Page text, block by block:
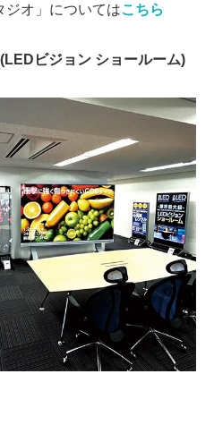
オ」についてはこちら
ビジョン ショールーム)